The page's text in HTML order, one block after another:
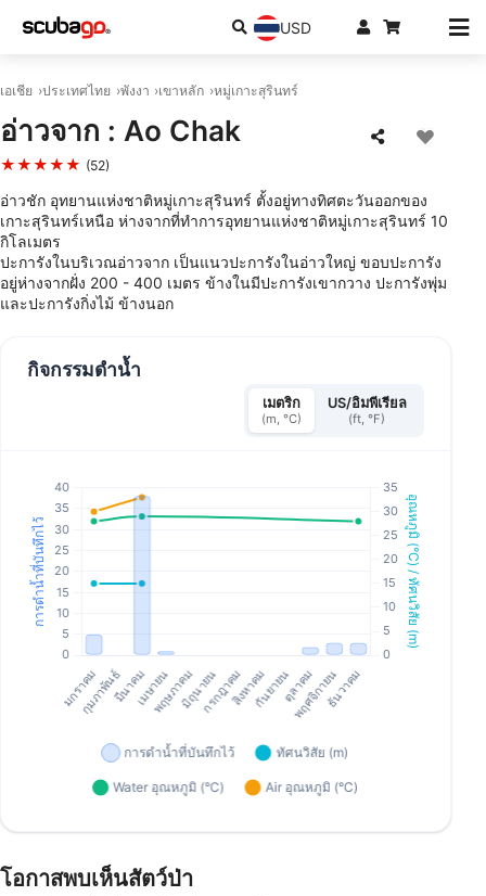
USD
เอเชีย ประเทศไทย พังงา เขาหลัก หมู่เกาะสุรินทร์
อ่าวจาก : Ao Chak
★★★★★ (52)
อ่าวชัก อุทยานแห่งชาติหมู่เกาะสุรินทร์ ตั้งอยู่ทางทิศตะวันออกของ
เกาะสุรินทร์เหนือ ห่างจากที่ทําการอุทยานแห่งชาติหมู่เกาะสุรินทร์ 10
กิโลเมตร
ปะการังในบริเวณอ่าวจาก เป็นแนวปะการังในอ่าวใหญ่ ขอบปะการัง
อยู่ห่างจากฝั่ง 200 - 400 เมตร ข้างในมีปะการังเขากวาง ปะการังพุ่ม
และปะการังกิ่งไม้ ข้างนอก
กิจกรรมดำน้ำ
เมตริก
(m, °C)
US/อิมพีเรียล
(ft, °F)
โอกาสพบเห็นสัตว์ป่า